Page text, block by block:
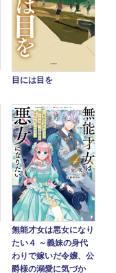
目には目を
無能才女は悪女になり
たい４ ～義妹の身代
わりで嫁いだ令嬢、公
爵様の溺愛に気づか